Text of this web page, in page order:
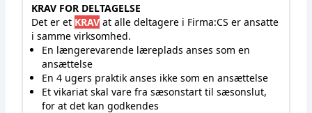
KRAV FOR DELTAGELSE
Det er et KRAV at alle deltagere i Firma:CS er ansatte
i samme virksomhed.
En længerevarende læreplads anses som en
ansættelse
En 4 ugers praktik anses ikke som en ansættelse
Et vikariat skal vare fra sæsonstart til sæsonslut,
for at det kan godkendes